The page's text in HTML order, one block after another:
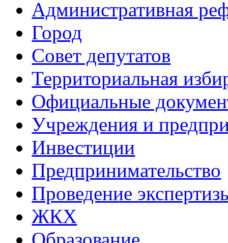
Административная
Город
Совет депутатов
Территориальная
Официальные
Учреждения и
Инвестиции
Предпринимательство
Проведение
ЖКХ